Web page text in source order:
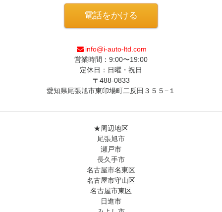
電話をかける
info@i-auto-ltd.com
営業時間：9:00〜19:00
定休日：日曜・祝日
〒488-0833
愛知県尾張旭市東印場町二反田３５５−１
★周辺地区
尾張旭市
瀬戸市
長久手市
名古屋市名東区
名古屋市守山区
名古屋市東区
日進市